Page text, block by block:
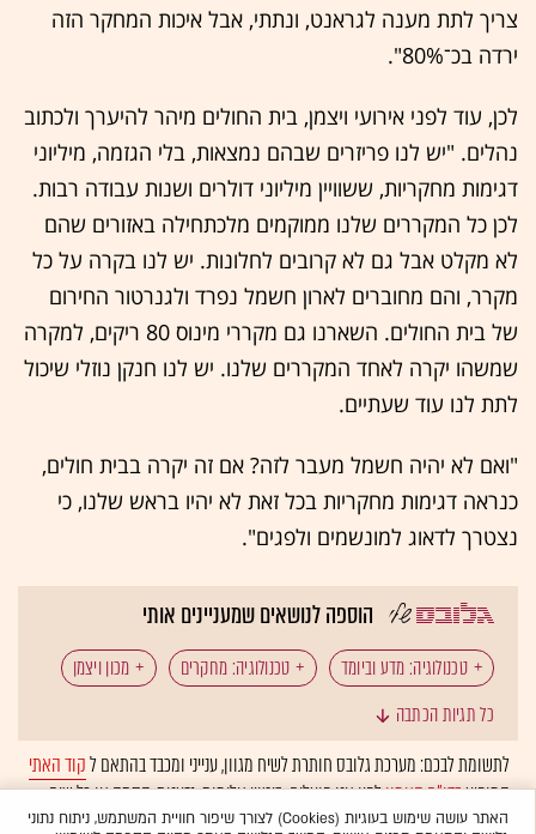
צריך לתת מענה לגראנט, ונתתי, אבל איכות המחקר הזה
ירדה בכ־80%".
לכן, עוד לפני אירועי ויצמן, בית החולים מיהר להיערך ולכתוב
נהלים. "יש לנו פריזרים שבהם נמצאות, בלי הגזמה, מיליוני
דגימות מחקריות, ששוויין מיליוני דולרים ושנות עבודה רבות.
לכן כל המקררים שלנו ממוקמים מלכתחילה באזורים שהם
לא מקלט אבל גם לא קרובים לחלונות. יש לנו בקרה על כל
מקרר, והם מחוברים לארון חשמל נפרד ולגנרטור החירום
של בית החולים. השארנו גם מקררי מינוס 80 ריקים, למקרה
שמשהו יקרה לאחד המקררים שלנו. יש לנו חנקן נוזלי שיכול
לתת לנו עוד שעתיים.
"ואם לא יהיה חשמל מעבר לזה? אם זה יקרה בבית חולים,
כנראה דגימות מחקריות בכל זאת לא יהיו בראש שלנו, כי
נצטרך לדאוג למונשמים ולפגים".
הוספה לנושאים שמעניינים אותי
טכנולוגיה: מדע וביומד טכנולוגיה: מחקרים מכון ויצמן
ישראל במלחמה
בתי חולים אוניברסיטאות מחקר איראן
כל תגיות הכתבה
לתשומת לבכם: מערכת גלובס חותרת לשיח מגוון, ענייני ומכבד בהתאם לקוד האתי
המופיעבדו"ח האמוןלפיו אנו פועלים. ביטויי אלימות, גזענות, הסתה או כל שיח
בלתי הולם אחר מסוננים בצורהאוטומטיתולא יפורסמו באתר.
האתר עושה שימוש בעוגיות (Cookies) לצורך שיפור חוויית המשתמש, ניתוח נתוני